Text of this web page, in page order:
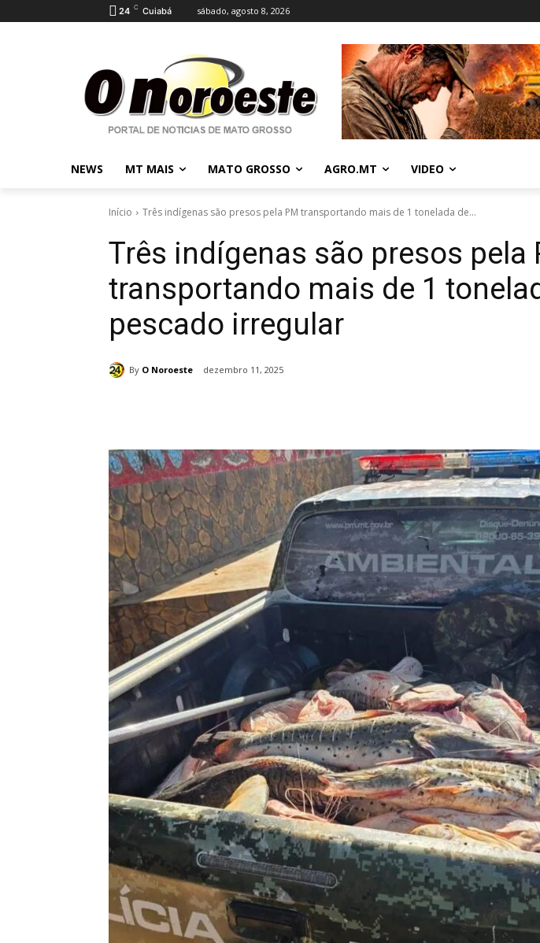
24 C Cuiabá sábado, agosto 8, 2026
NEWS MT MAIS MATO GROSSO AGRO.MT VIDEO
Início Três indígenas são presos pela PM transportando mais de 1 tonelada de...
Três indígenas são presos pela
transportando mais de 1
pescado irregular
By O Noroeste dezembro 11, 2025